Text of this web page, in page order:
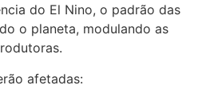
do El Nino, o padrão das
o planeta, modulando as
afetadas: